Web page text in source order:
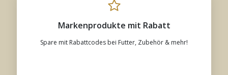
Markenprodukte mit Rabatt
Spare mit Rabattcodes bei Futter, Zubehör & mehr!